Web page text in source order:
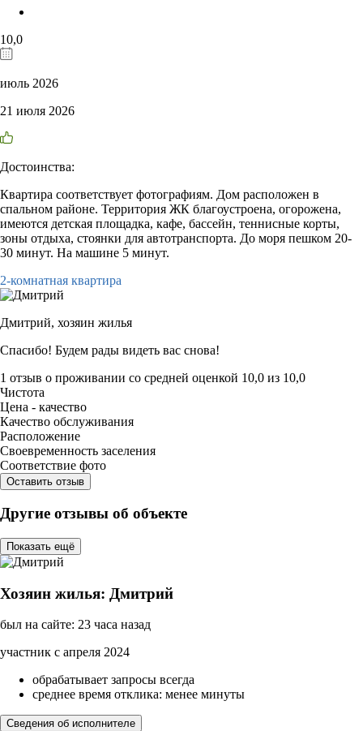
10,0
июль 2026
21 июля 2026
Достоинства:
Квартира соответствует фотографиям. Дом расположен в
спальном районе. Территория ЖК благоустроена, огорожена,
имеются детская площадка, кафе, бассейн, теннисные корты,
зоны отдыха, стоянки для автотранспорта. До моря пешком 20-
30 минут. На машине 5 минут.
2-комнатная квартира
Дмитрий, хозяин жилья
Спасибо! Будем рады видеть вас снова!
1 отзыв о проживании со средней оценкой 10,0 из 10,0
Чистота
Цена - качество
Качество обслуживания
Расположение
Своевременность заселения
Соответствие фото
Оставить отзыв
Другие отзывы об объекте
Показать ещё
Хозяин жилья: Дмитрий
был на сайте: 23 часа назад
участник с апреля 2024
обрабатывает запросы всегда
среднее время отклика: менее минуты
Сведения об исполнителе